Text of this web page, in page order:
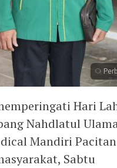
Hari
Nahdlatul
Mandiri Pacitan
Sabtu